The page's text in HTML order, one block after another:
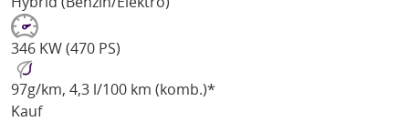
346 KW (470 PS)
97g/km, 4,3 l/100 km (komb.)*
Kauf